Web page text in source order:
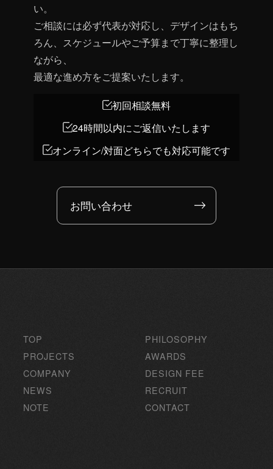
い。
ご相談には必ず代表が対応し、デザインはもち
ろん、スケジュールやご予算まで丁寧に整理し
ながら、
最適な進め方をご提案いたします。
初回相談無料
24時間以内にご返信いたします
オンライン/対面どちらでも対応可能です
お問い合わせ
TOP
PHILOSOPHY
PROJECTS
AWARDS
COMPANY
DESIGN FEE
NEWS
RECRUIT
NOTE
CONTACT